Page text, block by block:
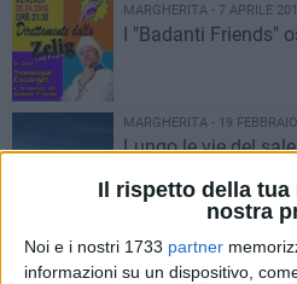
Il rispetto della tua
nostra
Noi e i nostri 1733 partner
informazioni su un dispositivo,
MARGHERITA - 7 APRILE
I "Badanti Friends"
MARGHERITA - 19
Lungo le vie del
Torna Let’s Sing! -